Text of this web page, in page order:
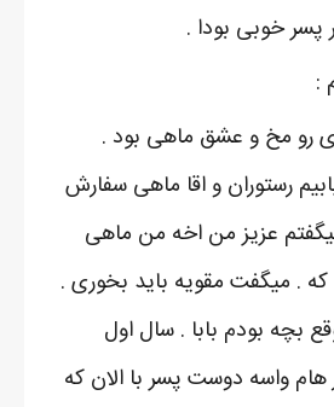
خوبی بودا .
:
رو مخ و عشق ماهی بود .
رستوران و اقا ماهی سفارش
عزیز من اخه من ماهی
که . میگفت مقویه باید بخوری .
بچه بودم بابا . سال اول
هام واسه دوست پسر با الان که